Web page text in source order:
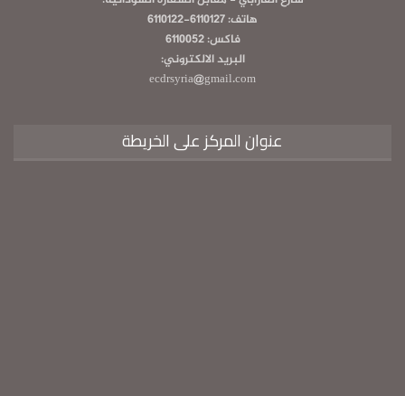
هاتف: 6110127-6110122
فاكس: 6110052
البريد الالكتروني:
ecdrsyria@gmail.com
عنوان المركز على الخريطة